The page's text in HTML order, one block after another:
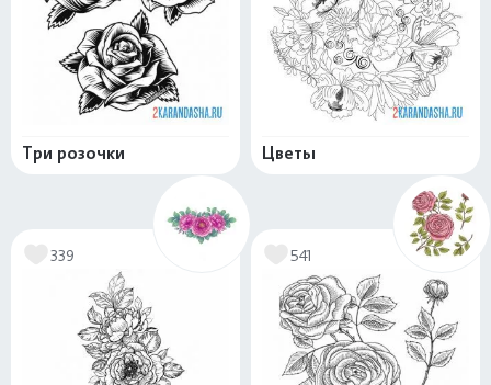
Три розочки Цветы
339 541